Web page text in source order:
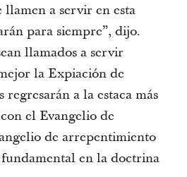
llamen a servir en esta
para siempre”, dijo.
llamados a servir
la Expiación de
regresarán a la estaca más
el Evangelio de
de arrepentimiento
en la doctrina